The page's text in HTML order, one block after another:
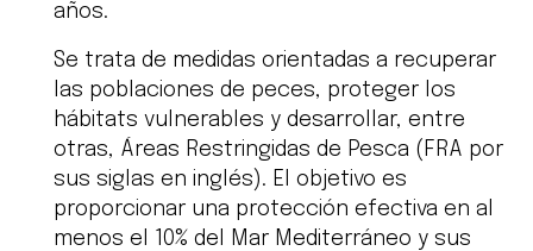
años.
Se trata de medidas orientadas a recuperar
las poblaciones de peces, proteger los
hábitats vulnerables y desarrollar, entre
otras, Áreas Restringidas de Pesca (FRA por
sus siglas en inglés). El objetivo es
proporcionar una protección efectiva en al
menos el 10% del Mar Mediterráneo y sus